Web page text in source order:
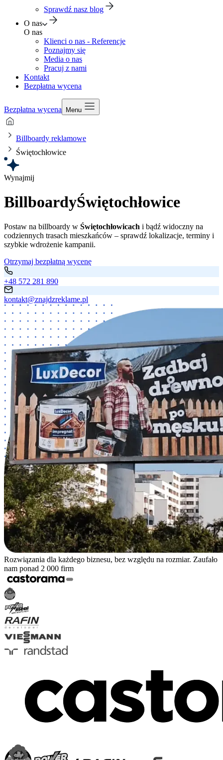
Sprawdź nasz blog
O nas
O nas
Klienci o nas - Referencje
Poznajmy się
Media o nas
Pracuj z nami
Kontakt
Bezpłatna wycena
Bezpłatna wycena Menu
Billboardy reklamowe
Świętochłowice
Wynajmij
BillboardyŚwiętochłowice
Postaw na billboardy w Świętochłowicach i bądź widoczny na
codziennych trasach mieszkańców – sprawdź lokalizacje, terminy i
szybkie wdrożenie kampanii.
Otrzymaj bezpłatną wycenę
+48 572 281 890
kontakt@znajdzreklame.pl
Rozwiązania dla każdego biznesu, bez względu na rozmiar. Zaufało
nam ponad 2 000 firm